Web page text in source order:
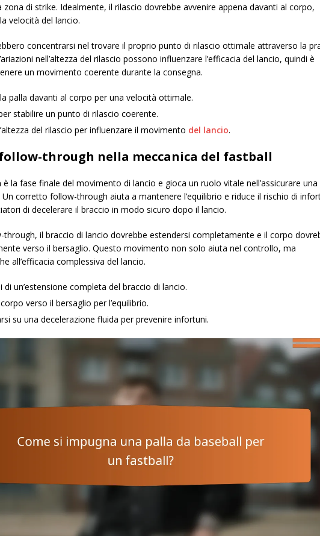
di strike. Idealmente, il rilascio dovrebbe avvenire appena davanti al corpo,
velocità del lancio.
concentrarsi nel trovare il proprio punto di rilascio ottimale attraverso la
nell’altezza del rilascio possono influenzare l’efficacia del lancio, quindi è
un movimento coerente durante la consegna.
palla davanti al corpo per una velocità ottimale.
stabilire un punto di rilascio coerente.
del rilascio per influenzare il movimento del lancio.
through nella meccanica del fastball
la fase finale del movimento di lancio e gioca un ruolo vitale nell’assicurare una
corretto follow-through aiuta a mantenere l’equilibrio e riduce il rischio di
di decelerare il braccio in modo sicuro dopo il lancio.
through, il braccio di lancio dovrebbe estendersi completamente e il corpo
verso il bersaglio. Questo movimento non solo aiuta nel controllo, ma
all’efficacia complessiva del lancio.
di un’estensione completa del braccio di lancio.
verso il bersaglio per l’equilibrio.
su una decelerazione fluida per prevenire infortuni.